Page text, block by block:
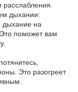
расслабления.
дыхании:
дыхание на
Это поможет вам
Это разогреет